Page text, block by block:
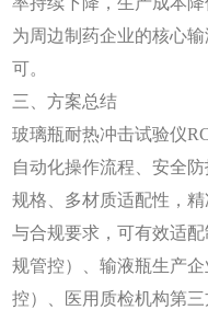
为周边制药企业的核心
可。
三、方案总结
玻璃瓶耐热冲击试验仪
自动化操作流程、安全
规格、多材质适配性，
与合规要求，可有效适
规管控）、输液瓶生产
控）、医用质检机构第